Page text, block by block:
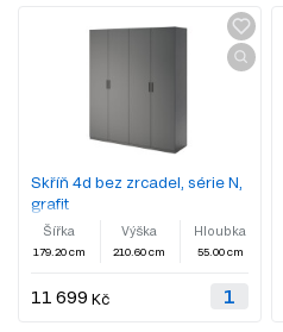
Skříň 4d bez zrcadel, série N,
grafit
Šířka
179.20 cm
Výška
210.60 cm
Hloubka
55.00 cm
11 699 Kč